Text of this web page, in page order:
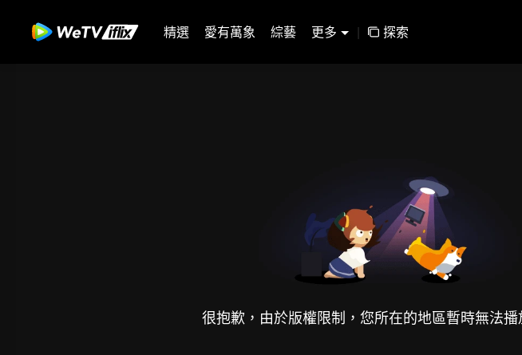
精選 愛有萬象 綜藝 更多 | 探索
很抱歉，由於版權限制，您所在的地區暫時無法